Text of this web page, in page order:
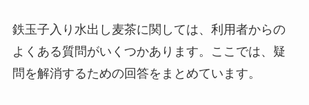
鉄玉子入り水出し麦茶に関しては、利用者からの
よくある質問がいくつかあります。ここでは、疑
問を解消するための回答をまとめています。